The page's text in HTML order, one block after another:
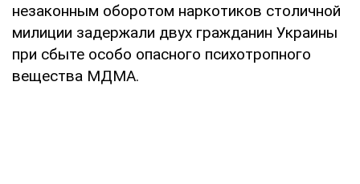
незаконным оборотом наркотиков столичной
милиции задержали двух гражданин Украины
при сбыте особо опасного психотропного
вещества МДМА.